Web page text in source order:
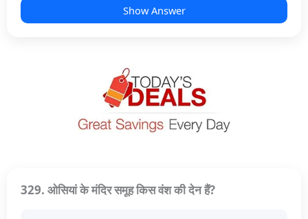
Show Answer
329. ओसियां के मंदिर समूह किस वंश की देन हैं?